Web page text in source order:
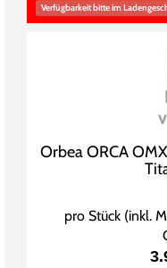
Verfügbarkeit bitte im
Orbea ORCA
pro Stück (inkl.